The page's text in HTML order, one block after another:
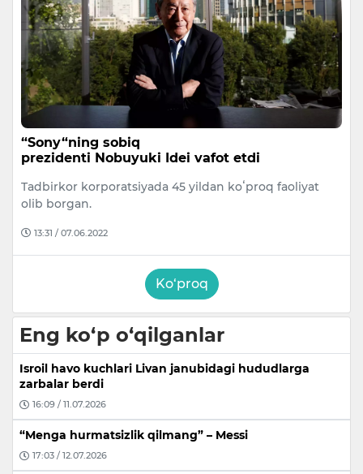
“Sony“ning sobiq
prezidenti Nobuyuki Idei vafot etdi
Tadbirkor korporatsiyada 45 yildan koʻproq faoliyat
olib borgan.
13:31 / 07.06.2022
Ko‘proq
Eng ko‘p o‘qilganlar
Isroil havo kuchlari Livan janubidagi hududlarga
zarbalar berdi
16:09 / 11.07.2026
“Menga hurmatsizlik qilmang” – Messi
17:03 / 12.07.2026